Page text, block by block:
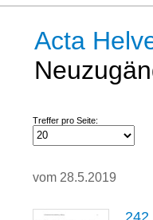
Acta
Treffer pro Seite:
vom 28.5.2019